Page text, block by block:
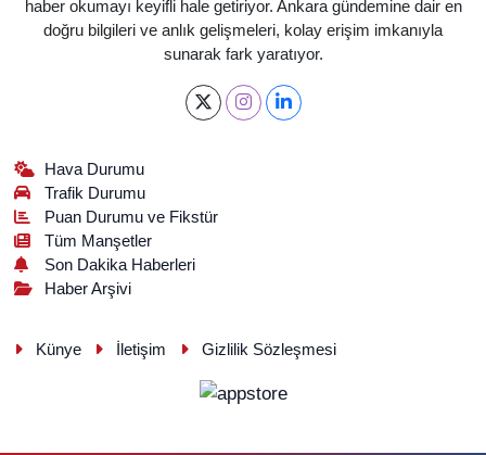
haber okumayı keyifli hale getiriyor. Ankara gündemine dair en
doğru bilgileri ve anlık gelişmeleri, kolay erişim imkanıyla
sunarak fark yaratıyor.
Hava Durumu
Trafik Durumu
Puan Durumu ve Fikstür
Tüm Manşetler
Son Dakika Haberleri
Haber Arşivi
Künye İletişim Gizlilik Sözleşmesi